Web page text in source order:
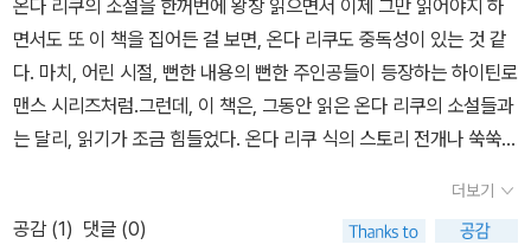
라는 새로운 요소가 더해진 것이다. 47~48쪽 그것은 온다리쿠의 희
망사항인 것일까. 그러나, 현실에서의 독자인 나는 그녀에게 더해진
'난해함'이라는 새로운 요소가, 그나마의 유일한 미덕인 '재미'마저 빼
앗아 갔다는 점에서 나처럼 그녀의 소설에서 '재미'를 찾는 다른 독자
서 '온다 리쿠의 책은 재미있을 것이다' 라는 선입견을 빼고 본다고 해
도, 이 책은 여전히 지루하고, 갑갑한 책일 것이다.
루는 벤다이어그램처럼 어느 부분에는 교집합이 어떤 부분에는 차집
합이어떤 부분은 합집합이 이루어져 사건의 본질을 파악한다기보다
는 좀 더 미궁 속으로 끌고 들어가는 느낌이다.그래. 내가 좋아하던 온
다 리쿠의 느낌은 이런 것.호텔 정원에서 벌어진 하나의 살인과.. 중앙
정원에서 벌어진 하나의 살인.과연 진실은 무엇일까. 호텔정원에서의
살인은 정말 보이기 위한 연극적 살인이었을까.각본가를 살해한 사람
은 누구인가? 부모의 후광을 입고 여배우로 자라난 여배우 1인가. 아
온다 리쿠의 소설을 한꺼번에 왕창 읽으면서 이제 그만 읽어야지 하
면서도 또 이 책을 집어든 걸 보면, 온다 리쿠도 중독성이 있는 것 같
다. 마치, 어린 시절, 뻔한 내용의 뻔한 주인공들이 등장하는 하이틴로
맨스 시리즈처럼.그런데, 이 책은, 그동안 읽은 온다 리쿠의 소설들과
는 달리, 읽기가 조금 힘들었다. 온다 리쿠 식의 스토리 전개나 쑥쑥
사실, 나는, 세 꼭지 정도 읽은 후, 처음부터 다시 읽기로 했다. 뭐야?
이거. 같은 이야기같은데 조금 다른 이야기를 계속 반복하잖아....이러
더보기
공감 (1) 댓글 (0)